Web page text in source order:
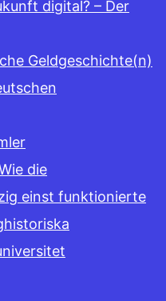
digital? – Der
Geldgeschichte(n)
die
einst funktionierte